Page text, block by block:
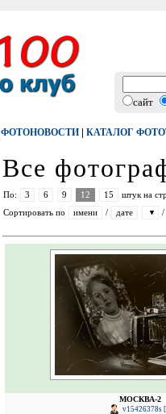
сайт
ФОТОНОВОСТИ | КАТАЛОГ
Все
По: 3 6 9 12 15 штук на
Сортировать по
имени / дате /
МОСКВА-2
v15426378s